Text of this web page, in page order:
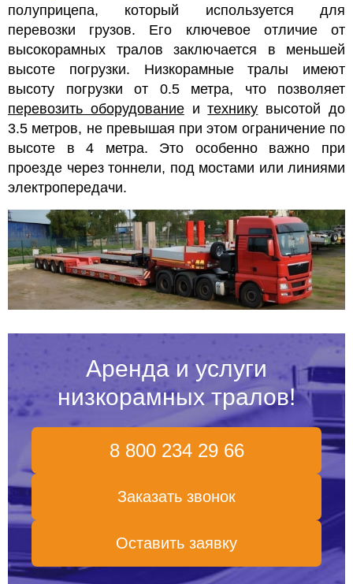
полуприцепа, который используется для
перевозки грузов. Его ключевое отличие от
высокорамных тралов заключается в меньшей
высоте погрузки. Низкорамные тралы имеют
высоту погрузки от 0.5 метра, что позволяет
перевозить оборудованиеитехнику высотой до
3.5 метров, не превышая при этом ограничение по
высоте в 4 метра. Это особенно важно при
проезде через тоннели, под мостами или линиями
электропередачи.
Аренда и услуги
низкорамных тралов!
8 800 234 29 66
Заказать звонок
Оставить заявку